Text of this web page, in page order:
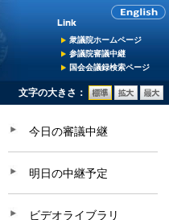
衆議院ホームページ
参議院審議中継
国会会議録検索ページ
文字の大きさ：
今日の審議中継
明日の中継予定
ビデオライブラリ